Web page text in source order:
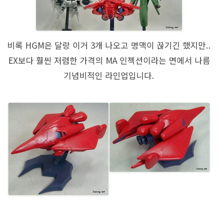
비록 HGM은 달랑 이거 3개 나오고 명맥이 끊기긴 했지만..
EX보다 훨씬 저렴한 가격의 MA 인젝션이라는 면에서 나름
기념비적인 라인업입니다.